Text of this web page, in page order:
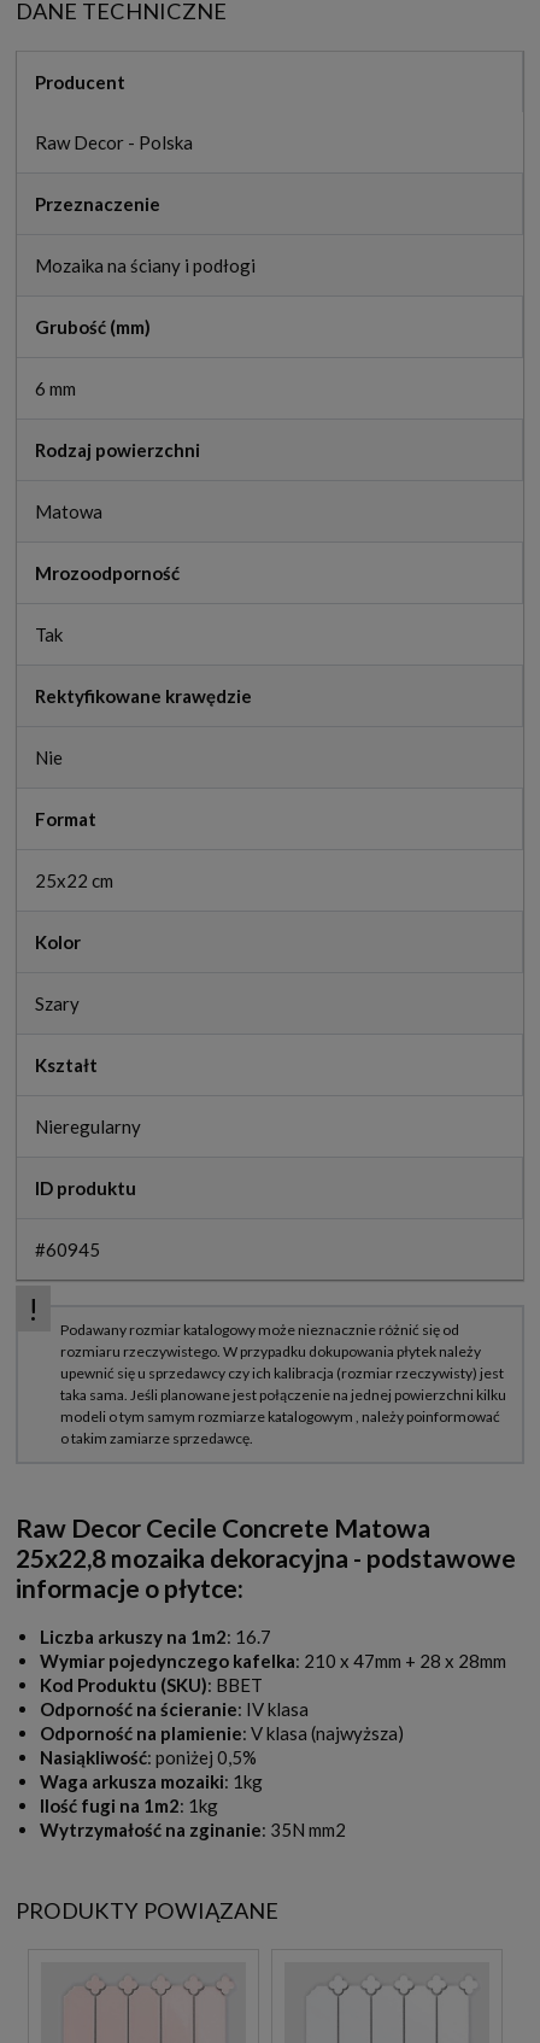
DANE TECHNICZNE
Producent
Raw Decor - Polska
Przeznaczenie
Mozaika na ściany i podłogi
Grubość (mm)
6 mm
Rodzaj powierzchni
Matowa
Mrozoodporność
Tak
Rektyfikowane krawędzie
Nie
Format
25x22 cm
Kolor
Szary
Kształt
Nieregularny
ID produktu
#60945
Raw Decor Cecile Concrete Matowa
25x22,8 mozaika dekoracyjna - podstawowe
informacje o płytce:
Liczba arkuszy na 1m2: 16.7
Wymiar pojedynczego kafelka: 210 x 47mm + 28 x 28mm
Kod Produktu (SKU): BBET
Odporność na ścieranie: IV klasa
Odporność na plamienie: V klasa (najwyższa)
Nasiąkliwość: poniżej 0,5%
Waga arkusza mozaiki: 1kg
Ilość fugi na 1m2: 1kg
Wytrzymałość na zginanie: 35N mm2
PRODUKTY POWIĄZANE